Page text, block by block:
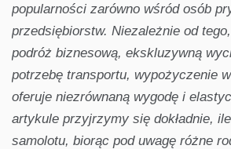
popularności zarówno wśród osób
przedsiębiorstw. Niezależnie od
podróż biznesową, ekskluzywną
potrzebę transportu, wypożyczenie
oferuje niezrównaną wygodę i
artykule przyjrzymy się dokładnie,
samolotu, biorąc pod uwagę różne